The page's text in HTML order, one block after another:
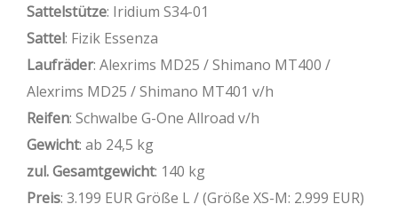
Sattelstütze: Iridium S34-01
Sattel: Fizik Essenza
Laufräder: Alexrims MD25 / Shimano MT400 /
Alexrims MD25 / Shimano MT401 v/h
Reifen: Schwalbe G-One Allroad v/h
Gewicht: ab 24,5 kg
zul. Gesamtgewicht: 140 kg
Preis: 3.199 EUR Größe L / (Größe XS-M: 2.999 EUR)